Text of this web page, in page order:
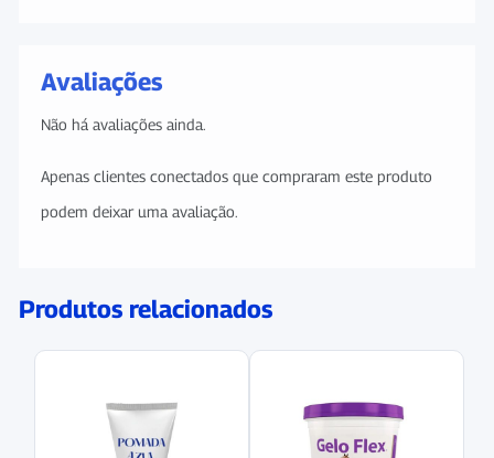
Avaliações
Não há avaliações ainda.
Apenas clientes conectados que compraram este produto
podem deixar uma avaliação.
Produtos relacionados